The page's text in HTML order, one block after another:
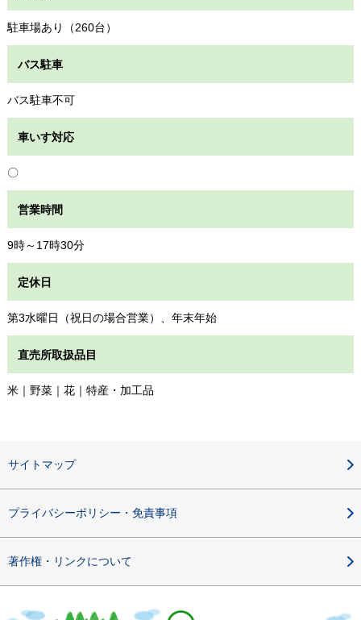
駐車場あり（260台）
バス駐車
バス駐車不可
車いす対応
〇
営業時間
9時～17時30分
定休日
第3水曜日（祝日の場合営業）、年末年始
直売所取扱品目
米｜野菜｜花｜特産・加工品
サイトマップ
プライバシーポリシー・免責事項
著作権・リンクについて